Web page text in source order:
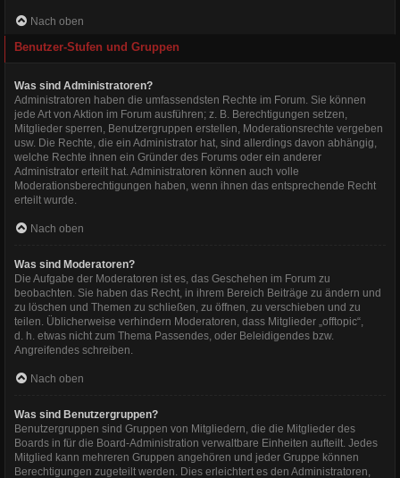
Nach oben
Benutzer-Stufen und Gruppen
Was sind Administratoren?
Administratoren haben die umfassendsten Rechte im Forum. Sie können
jede Art von Aktion im Forum ausführen; z. B. Berechtigungen setzen,
Mitglieder sperren, Benutzergruppen erstellen, Moderationsrechte vergeben
usw. Die Rechte, die ein Administrator hat, sind allerdings davon abhängig,
welche Rechte ihnen ein Gründer des Forums oder ein anderer
Administrator erteilt hat. Administratoren können auch volle
Moderationsberechtigungen haben, wenn ihnen das entsprechende Recht
erteilt wurde.
Nach oben
Was sind Moderatoren?
Die Aufgabe der Moderatoren ist es, das Geschehen im Forum zu
beobachten. Sie haben das Recht, in ihrem Bereich Beiträge zu ändern und
zu löschen und Themen zu schließen, zu öffnen, zu verschieben und zu
teilen. Üblicherweise verhindern Moderatoren, dass Mitglieder „offtopic“,
d. h. etwas nicht zum Thema Passendes, oder Beleidigendes bzw.
Angreifendes schreiben.
Nach oben
Was sind Benutzergruppen?
Benutzergruppen sind Gruppen von Mitgliedern, die die Mitglieder des
Boards in für die Board-Administration verwaltbare Einheiten aufteilt. Jedes
Mitglied kann mehreren Gruppen angehören und jeder Gruppe können
Berechtigungen zugeteilt werden. Dies erleichtert es den Administratoren,